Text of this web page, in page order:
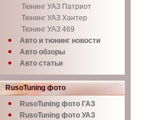
Тюнинг УАЗ Патриот
Тюнинг УАЗ Хантер
Тюнинг УАЗ 469
Авто и тюнинг новости
Авто обзоры
Авто статьи
RusoTuning фото
RusoTuning фото ГАЗ
RusoTuning фото УАЗ